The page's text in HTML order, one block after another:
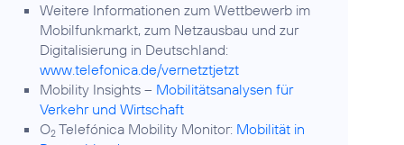
Weitere Informationen zum Wettbewerb im
Mobilfunkmarkt, zum Netzausbau und zur
Digitalisierung in Deutschland:
www.telefonica.de/vernetztjetzt
Mobility Insights – Mobilitätsanalysen für
Verkehr und Wirtschaft
O2 Telefónica Mobility Monitor: Mobilität in